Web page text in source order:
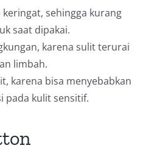
sehingga kurang
saat dipakai.
karena sulit terurai
limbah.
karena bisa menyebabkan
pada kulit sensitif.